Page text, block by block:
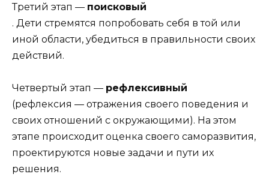
Третий этап — поисковый
. Дети стремятся попробовать себя в той или
иной области, убедиться в правильности сво­их
действий.
Четвертый этап — рефлексивный
(рефлексия — отраже­ния своего поведения и
своих отношений с окружающими). На этом
этапе происходит оценка своего саморазвития,
про­ектируются новые задачи и пути их
решения.